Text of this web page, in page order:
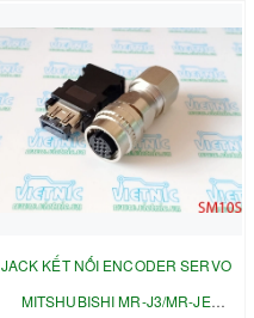
JACK KẾT NỐI ENCODER SERVO
MITSHUBISHI MR-J3/MR-JE